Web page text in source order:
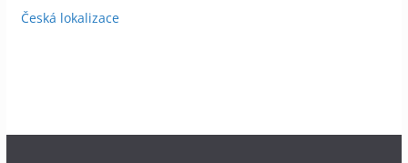
Česká lokalizace